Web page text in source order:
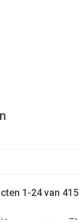
1 -24van 415